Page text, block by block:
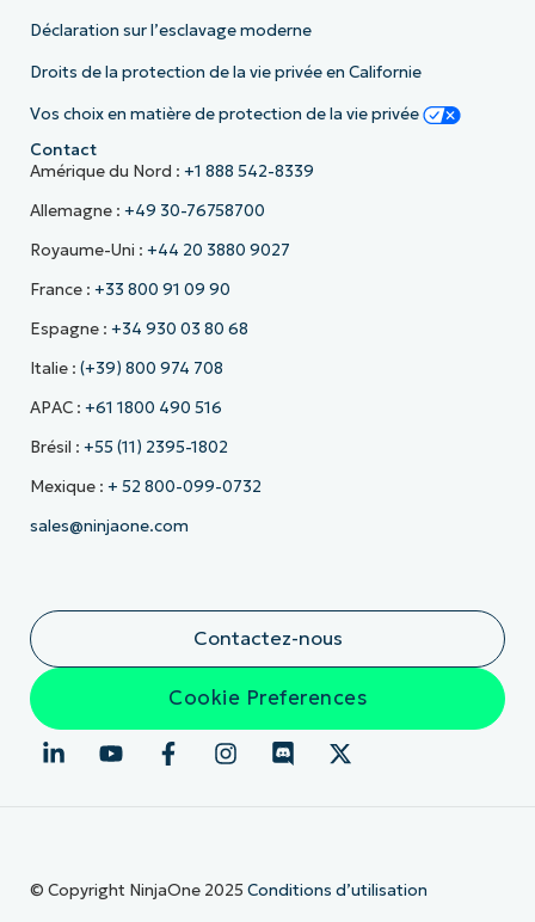
Déclaration sur l’esclavage moderne
Droits de la protection de la vie privée en Californie
Vos choix en matière de protection de la vie privée
Contact
Amérique du Nord : +1 888 542-8339
Allemagne : +49 30-76758700
Royaume-Uni : +44 20 3880 9027
France : +33 800 91 09 90
Espagne : +34 930 03 80 68
Italie : (+39) 800 974 708
APAC : +61 1800 490 516
Brésil : +55 (11) 2395-1802
Mexique : + 52 800-099-0732
sales@ninjaone.com
Contactez-nous
Cookie Preferences
© Copyright NinjaOne 2025 Conditions d’utilisation